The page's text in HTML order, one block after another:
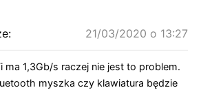
21/03/2020 o 13:27
ma 1,3Gb/s raczej nie jest to problem.
myszka czy klawiatura będzie